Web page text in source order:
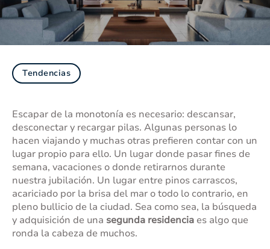
Tendencias
Escapar de la monotonía es necesario: descansar,
desconectar y recargar pilas. Algunas personas lo
hacen viajando y muchas otras prefieren contar con un
lugar propio para ello. Un lugar donde pasar fines de
semana, vacaciones o donde retirarnos durante
nuestra jubilación. Un lugar entre pinos carrascos,
acariciado por la brisa del mar o todo lo contrario, en
pleno bullicio de la ciudad. Sea como sea, la búsqueda
y adquisición de una segunda residencia es algo que
ronda la cabeza de muchos.